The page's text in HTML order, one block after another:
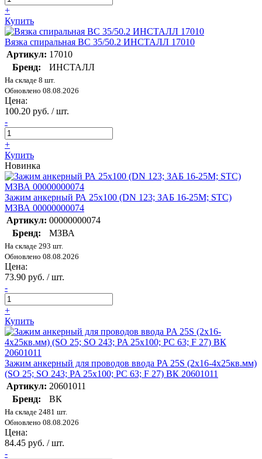
+
Купить
Вязка спиральная ВС 35/50.2 ИНСТАЛЛ 17010
Артикул: 17010
Бренд:
ИНСТАЛЛ
На складе 8 шт.
Обновлено 08.08.2026
Цена:
100.20 руб. / шт.
-
+
Купить
Новинка
Зажим анкерный РА 25х100 (DN 123; ЗАБ 16-25М; STC)
МЗВА 00000000074
Артикул: 00000000074
Бренд:
МЗВА
На складе 293 шт.
Обновлено 08.08.2026
Цена:
73.90 руб. / шт.
-
+
Купить
Зажим анкерный для проводов ввода PA 25S (2х16-4х25кв.мм)
(SO 25; SO 243; PA 25х100; PC 63; F 27) ВК 20601011
Артикул: 20601011
Бренд:
ВК
На складе 2481 шт.
Обновлено 08.08.2026
Цена:
84.45 руб. / шт.
-